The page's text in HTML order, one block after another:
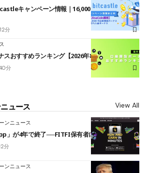
キャンペーン情報｜16,000円口座開設ボーナ
分
スおすすめランキング【2026年8月最新】
分
ュース View All
ンニュース
」が4年で終了──FITFI保有者に対応呼びかけ
分
ンニュース